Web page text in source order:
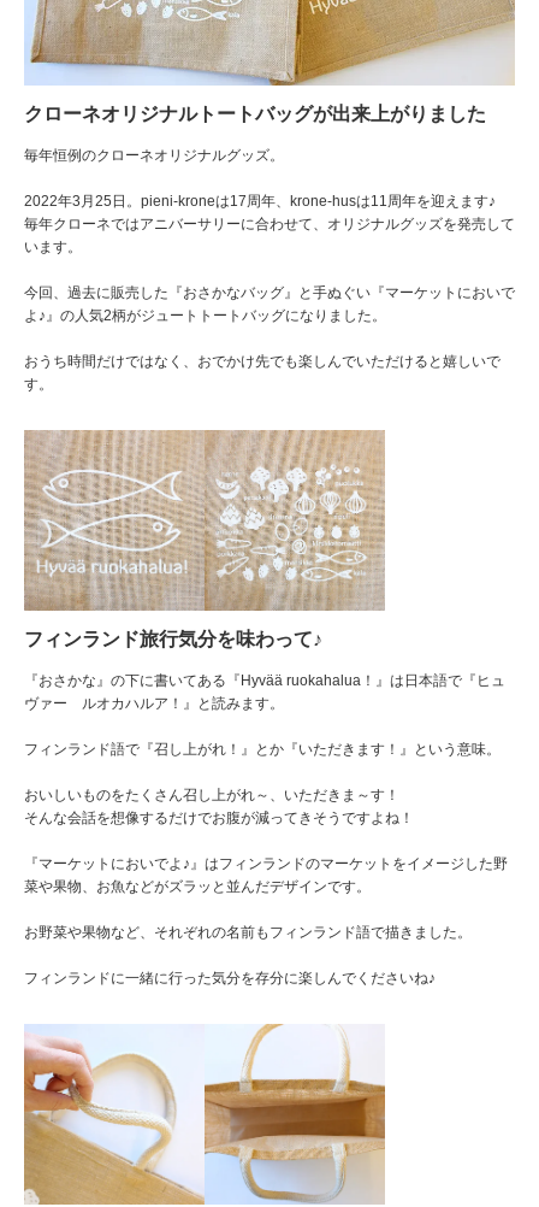
クローネオリジナルトートバッグが出来上がりました
毎年恒例のクローネオリジナルグッズ。
2022年3月25日。pieni-kroneは17周年、krone-husは11周年を迎えます♪
毎年クローネではアニバーサリーに合わせて、オリジナルグッズを発売して
います。
今回、過去に販売した『おさかなバッグ』と手ぬぐい『マーケットにおいで
よ♪』の人気2柄がジュートトートバッグになりました。
おうち時間だけではなく、おでかけ先でも楽しんでいただけると嬉しいで
す。
フィンランド旅行気分を味わって♪
『おさかな』の下に書いてある『Hyvää ruokahalua！』は日本語で『ヒュ
ヴァー ルオカハルア！』と読みます。
フィンランド語で『召し上がれ！』とか『いただきます！』という意味。
おいしいものをたくさん召し上がれ～、いただきま～す！
そんな会話を想像するだけでお腹が減ってきそうですよね！
『マーケットにおいでよ♪』はフィンランドのマーケットをイメージした野
菜や果物、お魚などがズラッと並んだデザインです。
お野菜や果物など、それぞれの名前もフィンランド語で描きました。
フィンランドに一緒に行った気分を存分に楽しんでくださいね♪